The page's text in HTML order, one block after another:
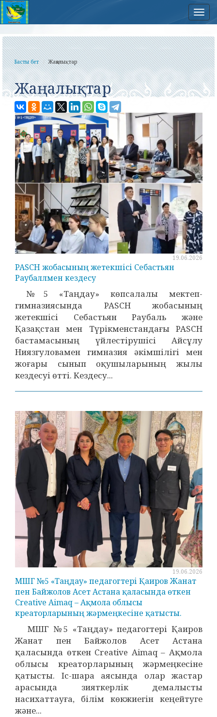
Басты бет Жаңалықтар
Жаңалықтар
19.06.2026
PASCH жобасының жетекшісі Себастьян
Раубаллмен кездесу
№5 «Таңдау» көпсалалы мектеп-
гимназиясында PASCH жобасының
жетекшісі Себастьян Раубаль және
Қазақстан мен Түрікменстандағы PASCH
бастамасының үйлестірушісі Айсұлу
Ниязгуловамен гимназия әкімшілігі мен
жоғары сынып оқушыларының жылы
кездесуі өтті. Кездесу...
19.06.2026
МШГ №5 «Таңдау» педагогтері Қаиров Жанат
пен Байжолов Асет Астана қаласында өткен
Creative Aimaq – Ақмола облысы
креаторларының жәрмеңкесіне қатысты.
МШГ №5 «Таңдау» педагогтері Қаиров
Жанат пен Байжолов Асет Астана
қаласында өткен Creative Aimaq – Ақмола
облысы креаторларының жәрмеңкесіне
қатысты. Іс-шара аясында олар жастар
арасында зияткерлік демалысты
насихаттауға, білім көкжиегін кеңейтуге
және...